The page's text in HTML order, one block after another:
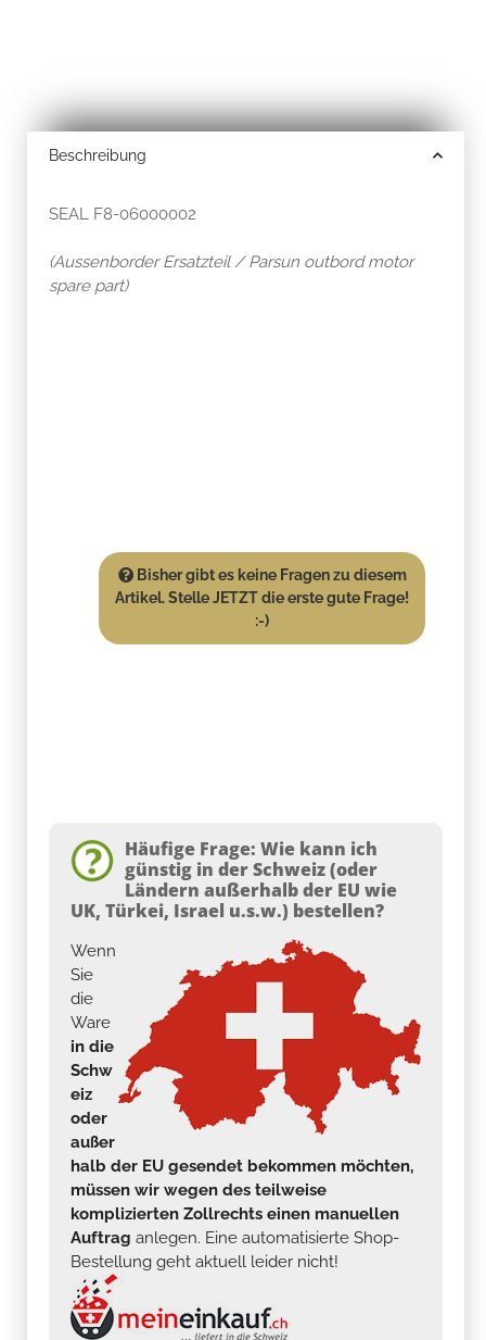
Beschreibung
SEAL F8-06000002
(Aussenborder Ersatzteil / Parsun outbord motor
spare part)
Bisher gibt es keine Fragen zu diesem
Artikel. Stelle JETZT die erste gute Frage!
:-)
Häufige Frage: Wie kann ich
günstig in der Schweiz (oder
Ländern außerhalb der EU wie
UK, Türkei, Israel u.s.w.) bestellen?
Wenn
Sie
die
Ware
in die
Schw
eiz
oder
außer
halb der EU gesendet bekommen möchten,
müssen wir wegen des teilweise
komplizierten Zollrechts einen manuellen
Auftrag anlegen. Eine automatisierte Shop-
Bestellung geht aktuell leider nicht!